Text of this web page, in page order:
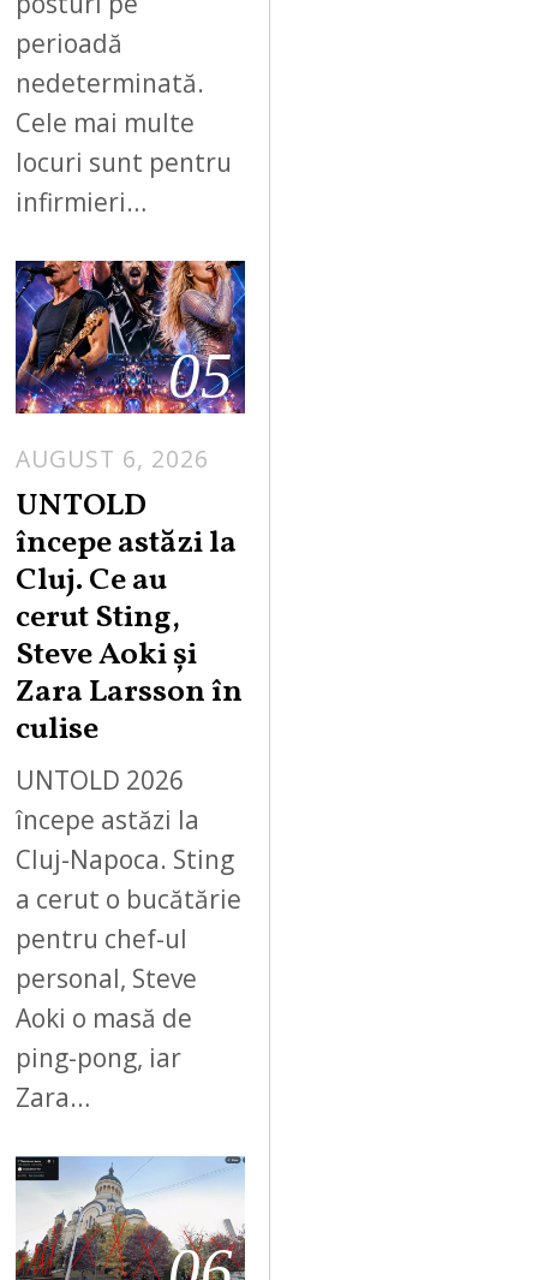
perioadă
nedeterminată.
Cele mai multe
locuri sunt pentru
infirmieri…
05
AUGUST 6, 2026
UNTOLD
începe astăzi la
Cluj. Ce au
cerut Sting,
Steve Aoki și
Zara Larsson în
culise
UNTOLD 2026
începe astăzi la
Cluj-Napoca. Sting
a cerut o bucătărie
pentru chef-ul
personal, Steve
Aoki o masă de
ping-pong, iar
Zara…